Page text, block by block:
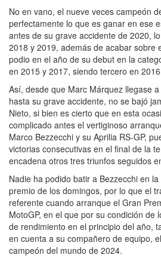
No en vano, el nueve veces campeón
perfectamente lo que es ganar en ese
antes de su grave accidente de 2020,
2018 y 2019, además de acabar sobre
podio en el año de su debut en la
en 2015 y 2017, siendo tercero en
Así, desde que Marc Márquez llegase
hasta su grave accidente, no se bajó
Nieto, si bien es cierto que en esta
complicado antes el vertiginoso
Marco Bezzecchi y su Aprilia RS-GP,
victorias consecutivas en el final de la
encadena otros tres triunfos seguidos
Nadie ha podido batir a Bezzecchi en
premio de los domingos, por lo que el
referente cuando arranque el Gran
MotoGP, en el que por su condición de
de rendimiento en el principio del año,
en cuenta a su compañero de equipo,
campeón del mundo de 2024.